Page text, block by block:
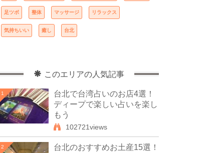
足ツボ 整体 マッサージ リラックス
気持ちいい 癒し 台北
このエリアの人気記事
1
台北で台湾占いのお店4選！
ディープで楽しい占いを楽し
もう
102721views
2
台北のおすすめお土産15選！